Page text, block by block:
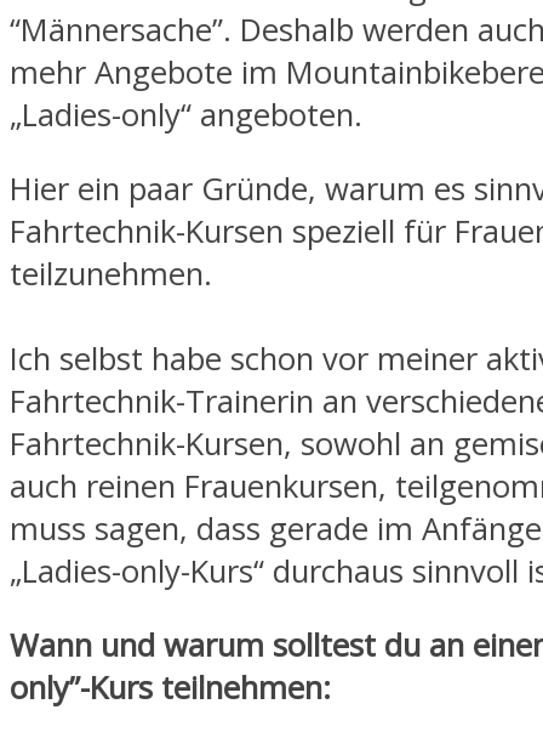
“Männersache”. Deshalb werden
mehr Angebote im
„Ladies-only“ angeboten.
Hier ein paar Gründe, warum es
Fahrtechnik-Kursen speziell für
teilzunehmen.
Ich selbst habe schon vor meiner
Fahrtechnik-Trainerin an
Fahrtechnik-Kursen, sowohl an
auch reinen Frauenkursen,
muss sagen, dass gerade im
„Ladies-only-Kurs“ durchaus sinnvoll
Wann und warum solltest du an
only”-Kurs teilnehmen: